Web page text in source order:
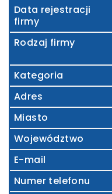
Data rejestracji
firmy
Rodzaj firmy
Kategoria
Adres
Miasto
Województwo
E-mail
Numer telefonu